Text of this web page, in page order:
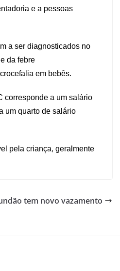
e a pessoas
a ser diagnosticados no
da febre
em bebês.
corresponde a um salário
um quarto de salário
pela criança, geralmente
tem novo vazamento